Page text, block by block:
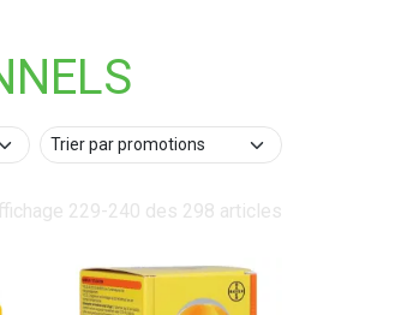
229-240 des 298 articles